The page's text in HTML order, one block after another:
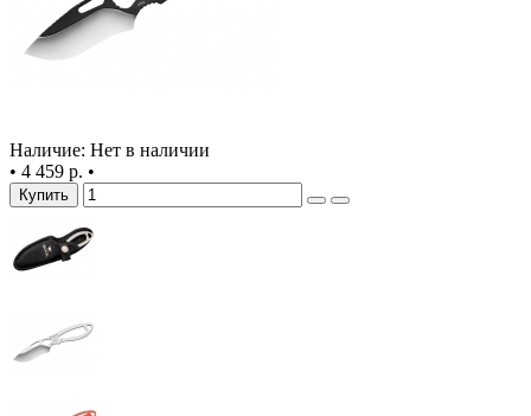
Наличие: Нет в наличии
• 4 459 р. •
Купить